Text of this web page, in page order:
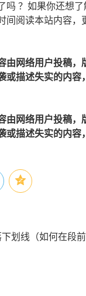
吗 ？如果你还想
间阅读本站内容
由网络用户投稿
或描述失实的内容
由网络用户投稿
或描述失实的内容
划线（如何在段